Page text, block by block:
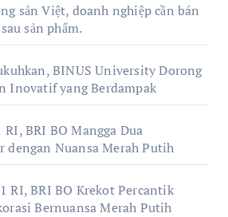
sản Việt, doanh nghiệp cần bán
sản phẩm.
BINUS University Dorong
Inovatif yang Berdampak
BRI BO Mangga Dua
dengan Nuansa Merah Putih
RI, BRI BO Krekot Percantik
Bernuansa Merah Putih